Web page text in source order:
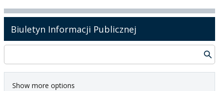
Biuletyn Informacji Publicznej
Show more options